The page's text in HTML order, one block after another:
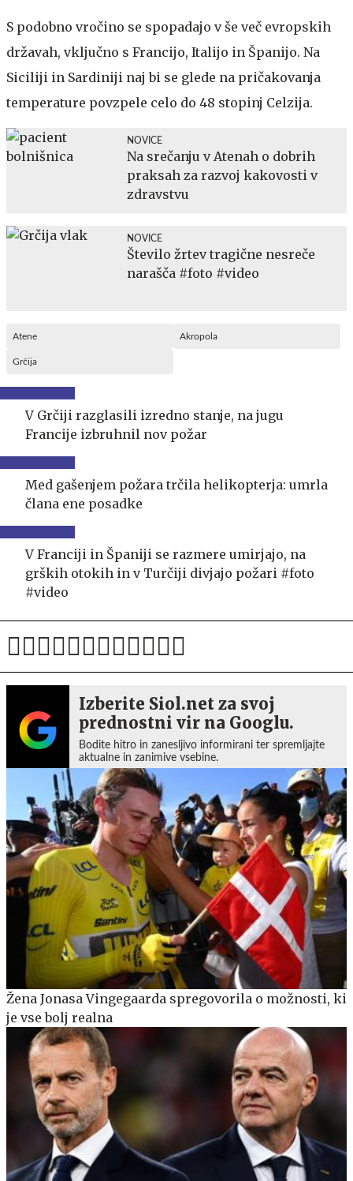
S podobno vročino se spopadajo v še več evropskih
državah, vključno s Francijo, Italijo in Španijo. Na
Siciliji in Sardiniji naj bi se glede na pričakovanja
temperature povzpele celo do 48 stopinj Celzija.
NOVICE
Na srečanju v Atenah o dobrih
praksah za razvoj kakovosti v
zdravstvu
NOVICE
Število žrtev tragične nesreče
narašča #foto #video
Atene Akropola
Grčija
V Grčiji razglasili izredno stanje, na jugu
Francije izbruhnil nov požar
Med gašenjem požara trčila helikopterja: umrla
člana ene posadke
V Franciji in Španiji se razmere umirjajo, na
grških otokih in v Turčiji divjajo požari #foto
#video
Izberite Siol.net za svoj
prednostni vir na Googlu.
Bodite hitro in zanesljivo informirani ter spremljajte
aktualne in zanimive vsebine.
Žena Jonasa Vingegaarda spregovorila o možnosti, ki
je vse bolj realna